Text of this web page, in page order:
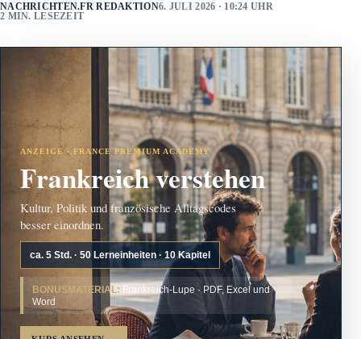
NACHRICHTEN.FR REDAKTION6. JULI 2026 · 10:24 UHR
2 MIN. LESEZEIT
ANZEIGE · FRANCE PREMIUM ACADEMY
Frankreich verstehen
Kultur, Politik und französische Alltagscodes
besser einordnen.
ca. 5 Std. · 50 Lerneinheiten · 10 Kapitel
BONUSMATERIAL: Frankreich-Lupe · PDF, Excel und
Word